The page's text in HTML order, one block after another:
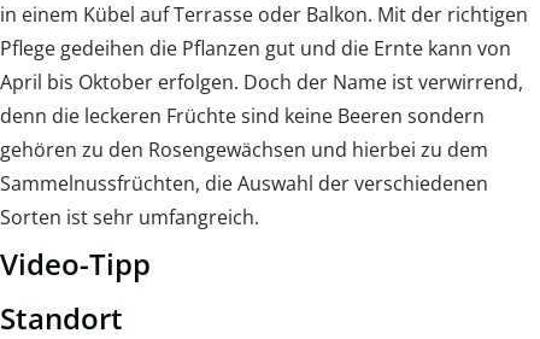
in einem Kübel auf Terrasse oder Balkon. Mit der richtigen
Pflege gedeihen die Pflanzen gut und die Ernte kann von
April bis Oktober erfolgen. Doch der Name ist verwirrend,
denn die leckeren Früchte sind keine Beeren sondern
gehören zu den Rosengewächsen und hierbei zu dem
Sammelnussfrüchten, die Auswahl der verschiedenen
Sorten ist sehr umfangreich.
Video-Tipp
Standort